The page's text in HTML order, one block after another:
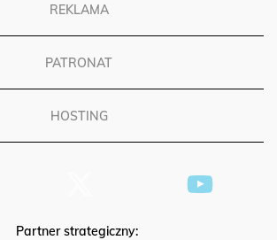
REKLAMA
PATRONAT
HOSTING
Partner strategiczny: